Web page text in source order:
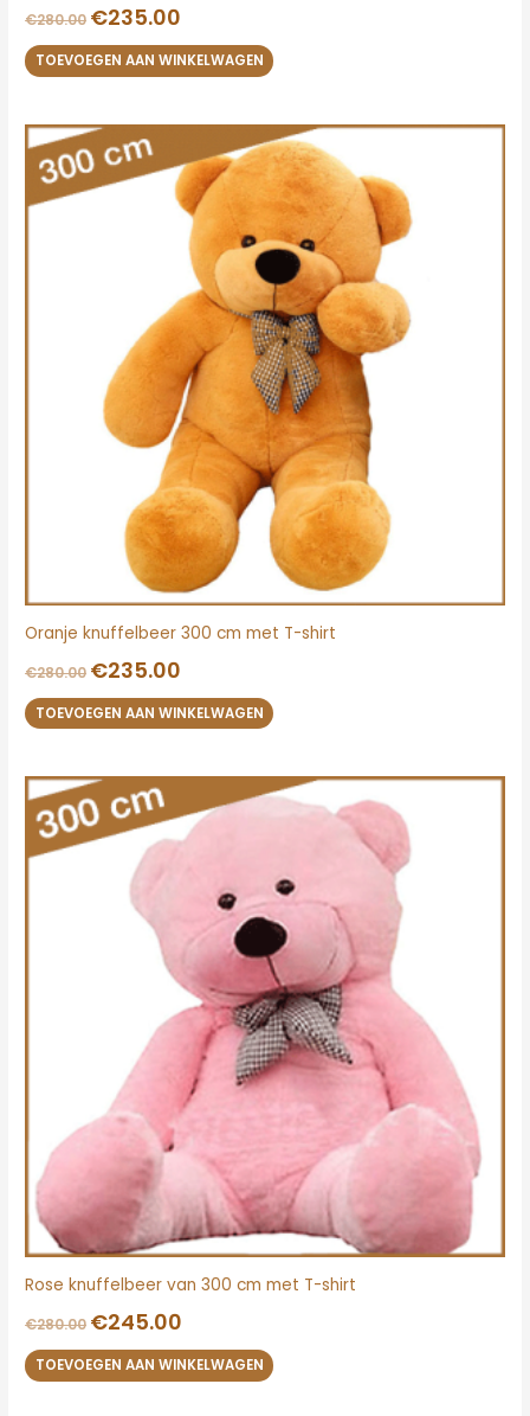
€280.00 €235.00
TOEVOEGEN AAN WINKELWAGEN
Oranje knuffelbeer 300 cm met T-shirt
€280.00
Oorspronkelijke
prijs
was:
€280.00.
€235.00
is:
€235.00.
TOEVOEGEN AAN WINKELWAGEN
Rose knuffelbeer van 300 cm met T-shirt
€280.00
Oorspronkelijke
prijs
was:
€280.00.
€245.00
prijs
is:
€245.00.
TOEVOEGEN AAN WINKELWAGEN